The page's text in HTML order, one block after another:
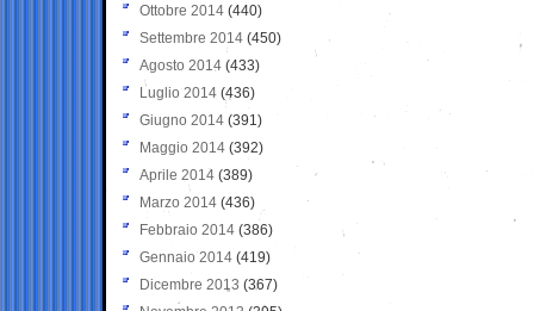
Ottobre 2014 (440)
Settembre 2014 (450)
Agosto 2014 (433)
Luglio 2014 (436)
Giugno 2014 (391)
Maggio 2014 (392)
Aprile 2014 (389)
Marzo 2014 (436)
Febbraio 2014 (386)
Gennaio 2014 (419)
Dicembre 2013 (367)